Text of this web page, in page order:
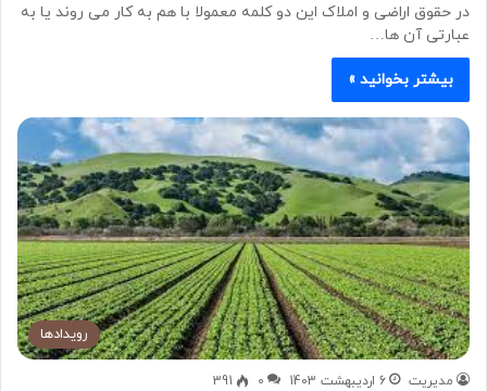
در حقوق اراضی و املاک این دو کلمه معمولا با هم به کار می روند یا به
عبارتی آن ها…
بیشتر بخوانید »
رویدادها
مدیریت 6 اردیبهشت 1403 0
391